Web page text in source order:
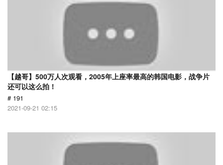
【越哥】500万人次观看，2005年上座率最高的韩国电影，战争片
还可以这么拍！
# 191
2021-09-21 02:15